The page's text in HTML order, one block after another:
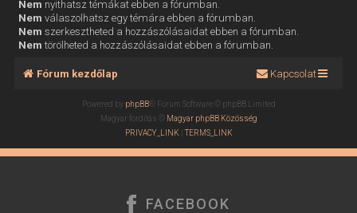
Nem nyithatsz témákat ebben a fórumban.
Nem válaszolhatsz egy témára ebben a fórumban.
Nem szerkesztheted a hozzászólásaidat ebben a fórumban.
Nem törölheted a hozzászólásaidat ebben a fórumban.
Fórum kezdőlap Kapcsolat
Powered by phpBB® Forum Software © phpBB Limited
Magyar fordítás © Magyar phpBB Közösség
PRIVACY_LINK |TERMS_LINK
FACEBOOK